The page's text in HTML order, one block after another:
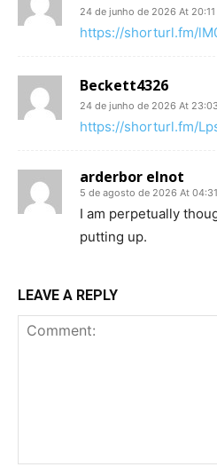
24 de junho de 2026 At 20:11
https://shorturl.fm/
Beckett4326
24 de junho de 2026 At 23:03
https://shorturl.fm/
arderbor elnot
5 de agosto de 2026 At 04:31
I am perpetually
putting up.
LEAVE A REPLY